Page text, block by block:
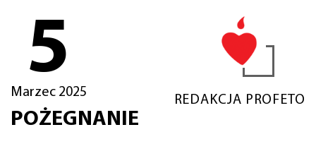
5
Marzec 2025
REDAKCJA PROFETO
POŻEGNANIE